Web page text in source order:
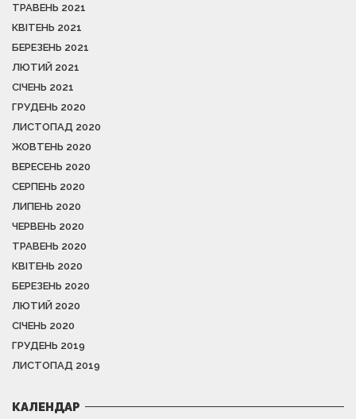
ТРАВЕНЬ 2021
КВІТЕНЬ 2021
БЕРЕЗЕНЬ 2021
ЛЮТИЙ 2021
СІЧЕНЬ 2021
ГРУДЕНЬ 2020
ЛИСТОПАД 2020
ЖОВТЕНЬ 2020
ВЕРЕСЕНЬ 2020
СЕРПЕНЬ 2020
ЛИПЕНЬ 2020
ЧЕРВЕНЬ 2020
ТРАВЕНЬ 2020
КВІТЕНЬ 2020
БЕРЕЗЕНЬ 2020
ЛЮТИЙ 2020
СІЧЕНЬ 2020
ГРУДЕНЬ 2019
ЛИСТОПАД 2019
КАЛЕНДАР